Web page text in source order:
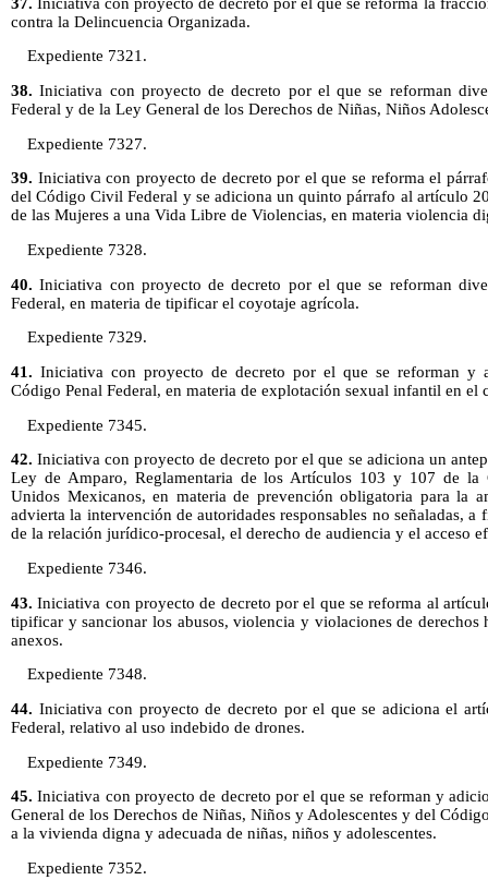
contra la Delincuencia Organizada.
Expediente 7321.
38. Iniciativa con proyecto de decreto por el que se reforman
Federal y de la Ley General de los Derechos de Niñas, Niños
Expediente 7327.
39. Iniciativa con proyecto de decreto por el que se reforma el
del Código Civil Federal y se adiciona un quinto párrafo al artículo
de las Mujeres a una Vida Libre de Violencias, en materia violencia
Expediente 7328.
40. Iniciativa con proyecto de decreto por el que se reforman
Federal, en materia de tipificar el coyotaje agrícola.
Expediente 7329.
41. Iniciativa con proyecto de decreto por el que se reforman y
Código Penal Federal, en materia de explotación sexual infantil en el
Expediente 7345.
42. Iniciativa con proyecto de decreto por el que se adiciona un
Ley de Amparo, Reglamentaria de los Artículos 103 y 107 de la
Unidos Mexicanos, en materia de prevención obligatoria para la
advierta la intervención de autoridades responsables no señaladas,
de la relación jurídico-procesal, el derecho de audiencia y el acceso
Expediente 7346.
43. Iniciativa con proyecto de decreto por el que se reforma al
tipificar y sancionar los abusos, violencia y violaciones de derechos
anexos.
Expediente 7348.
44. Iniciativa con proyecto de decreto por el que se adiciona el
Federal, relativo al uso indebido de drones.
Expediente 7349.
45. Iniciativa con proyecto de decreto por el que se reforman y
General de los Derechos de Niñas, Niños y Adolescentes y del
a la vivienda digna y adecuada de niñas, niños y adolescentes.
Expediente 7352.